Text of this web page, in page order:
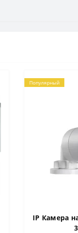
Популярный
IP Камера